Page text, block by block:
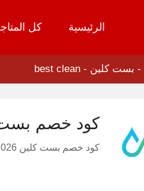
تخطي
المحتوى
الرئيسية كل
- بست كلين - best clean
كود خصم بست كلين 2026 لعروض تنظيف
كود خصم بست كلين 2026